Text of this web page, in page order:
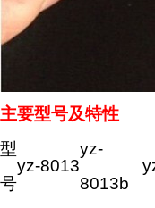
主要型号及特性
型
号
yz-8013
yz-
8013b